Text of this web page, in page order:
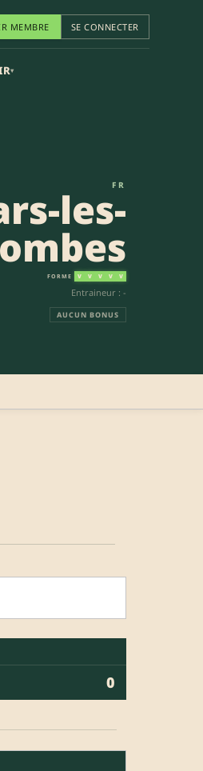
MEMBRE SE CONNECTER
▾
FR
les-
FORME V V V V V
Entraineur : -
AUCUN BONUS
0